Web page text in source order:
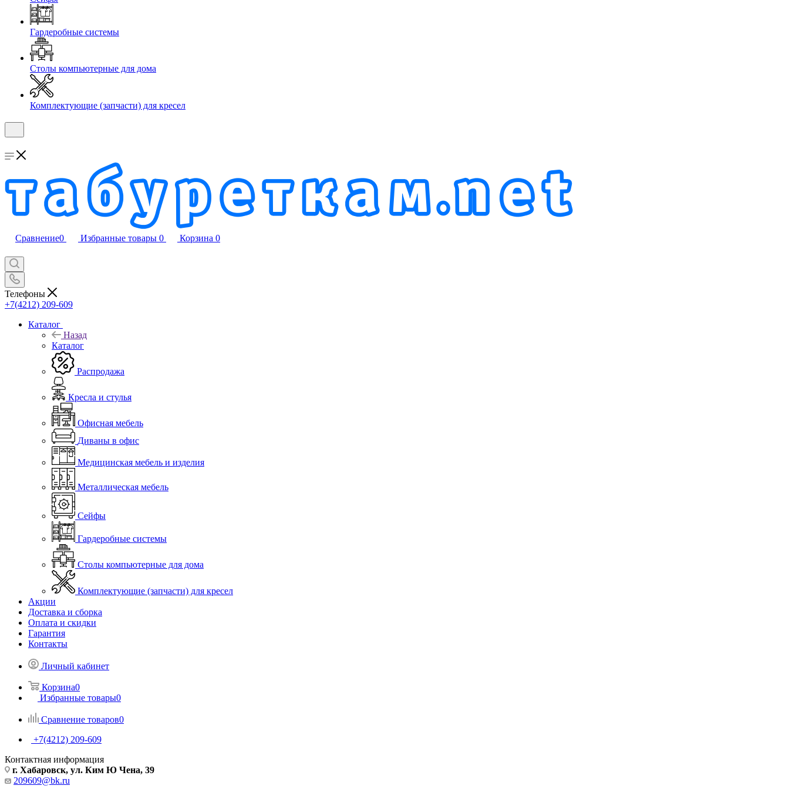
Гардеробные системы
Столы компьютерные для дома
Комплектующие (запчасти) для кресел
Сравнение0 Избранные товары 0 Корзина 0
Телефоны
+7(4212) 209-609
Каталог
Назад
Каталог
Распродажа
Кресла и стулья
Офисная мебель
Диваны в офис
Медицинская мебель и изделия
Металлическая мебель
Сейфы
Гардеробные системы
Столы компьютерные для дома
Комплектующие (запчасти) для кресел
Акции
Доставка и сборка
Оплата и скидки
Гарантия
Контакты
Личный кабинет
Корзина0
Избранные товары0
Сравнение товаров0
+7(4212) 209-609
Контактная информация
г. Хабаровск, ул. Ким Ю Чена, 39
209609@bk.ru